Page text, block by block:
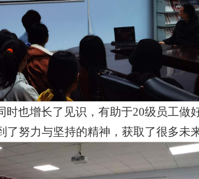
也增长了见识，有助于20级员工做
努力与坚持的精神，获取了很多未